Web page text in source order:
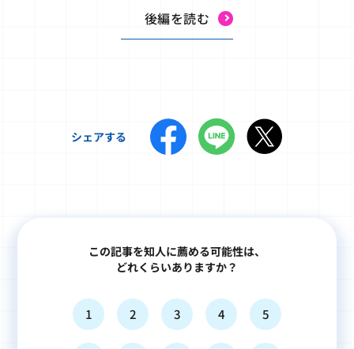
後編を読む
シェアする
この記事を知人に薦める可能性は、
どれくらいありますか？
1 2 3 4 5